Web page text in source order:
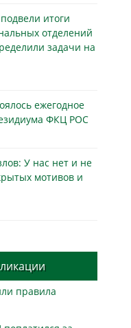
итоги
отделений
задачи на
ежегодное
ФКЦ РОС
У нас нет и не
мотивов и
правила